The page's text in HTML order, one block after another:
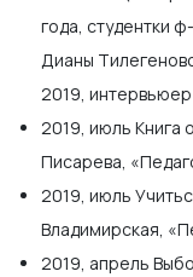
года, студентки
Дианы
2019, интервьюер
2019, июль Книга
Писарева,
2019, июль
Владимирская,
2019, апрель